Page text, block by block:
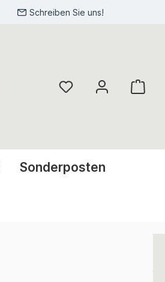
Schreiben Sie uns!
Sonderposten